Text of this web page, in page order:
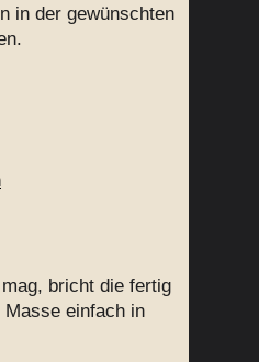
in der gewünschten
bricht die fertig
einfach in